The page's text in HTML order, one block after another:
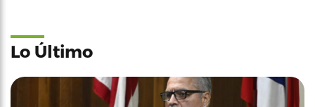
Lo Último